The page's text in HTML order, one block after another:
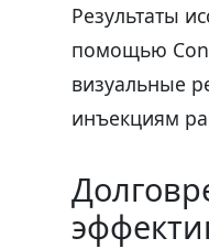
Результаты
помощью
визуальные
инъекциям